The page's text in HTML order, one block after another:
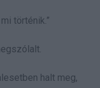
történik.”
halt meg,